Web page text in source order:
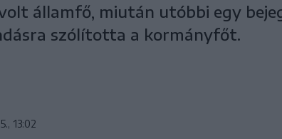
államfő, miután utóbbi egy
szólította a kormányfőt.
13:02